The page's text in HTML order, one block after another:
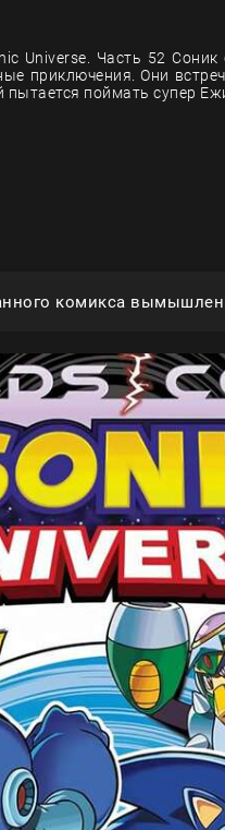
Universe. Часть 52
приключения. Они
поймать супер
комикса